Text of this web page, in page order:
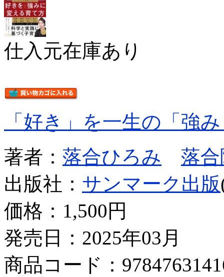
仕入元在庫あり
「好き」を一生の「強
著者： 落合ひろみ
落
出版社： サンマーク出版
価格： 1,500円
発売日：2025年03月
商品コード：